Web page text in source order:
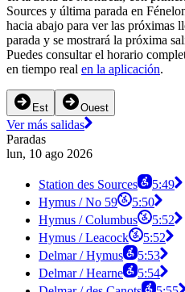
Sources y última parada en
hacia abajo para ver las próximas
parada y se mostrará la próxima
Puedes consultar el horario
en tiempo real en la aplicación.
Est Ouest
Ver más salidas
Paradas
lun, 10 ago 2026
Station des Sources
5:49
Hymus / No 59
5:50
Hymus / Columbus
5:52
Hymus / Leacock
5:52
Delmar / Hymus
5:53
Delmar / Hearne
5:54